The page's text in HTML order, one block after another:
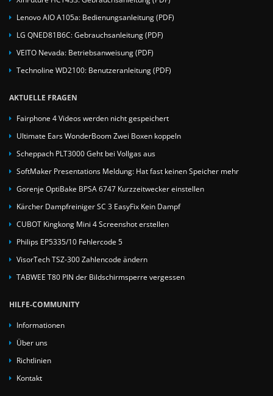
Lenovo AIO A105a: Bedienungsanleitung (PDF)
LG QNED81B6C: Gebrauchsanleitung (PDF)
VEITO Nevada: Betriebsanweisung (PDF)
Technoline WD2100: Benutzeranleitung (PDF)
AKTUELLE FRAGEN
Fairphone 4 Videos werden nicht gespeichert
Ultimate Ears WonderBoom Zwei Boxen koppeln
Scheppach PLT3000 Geht bei Vollgas aus
SoftMaker Presentations Meldung: Hat fast keinen Speicher mehr
Gorenje OptiBake BPSA 6747 Kurzzeitwecker einstellen
Kärcher Dampfreiniger SC 3 EasyFix Kein Dampf
CUBOT Kingkong Mini 4 Screenshot erstellen
Philips EP5335/10 Fehlercode 5
VisorTech TSZ-300 Zahlencode ändern
TABWEE T80 PIN der Bildschirmsperre vergessen
HILFE-COMMUNITY
Informationen
Über uns
Richtlinien
Kontakt